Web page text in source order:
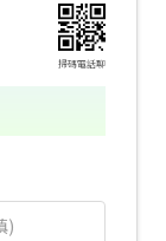
掃碼電話聊